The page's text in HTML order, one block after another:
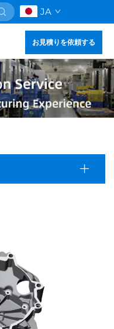
JA
お見積りを依頼する